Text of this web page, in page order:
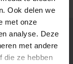
Ook delen we
met onze
analyse. Deze
met andere
die ze hebben